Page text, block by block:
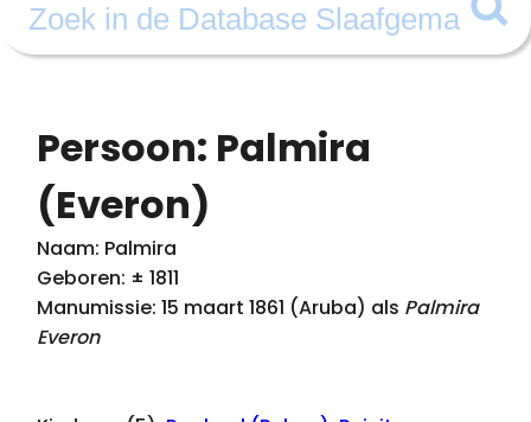
Persoon: Palmira
(Everon)
Naam: Palmira
Geboren: ± 1811
Manumissie: 15 maart 1861 (Aruba) als Palmira
Everon